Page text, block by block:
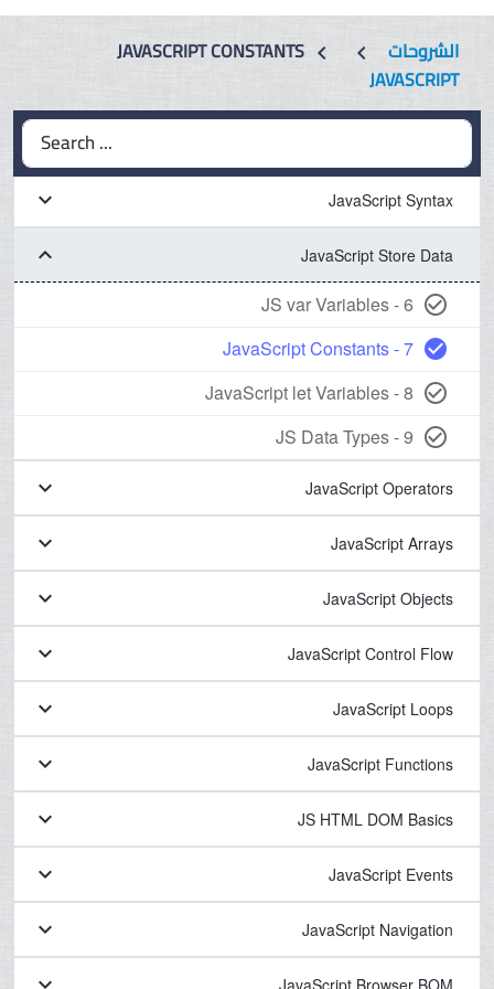
الشروحات chevron_left
JAVASCRIPT CONSTANTS chevron_left
JAVASCRIPT
Search ...
JavaScript Syntax
keyboard_arrow_down
JavaScript Store Data
keyboard_arrow_down
check_circle_outline
6 - JS var Variables
check_circle
7 - JavaScript Constants
check_circle_outline
8 - JavaScript let Variables
check_circle_outline
9 - JS Data Types
JavaScript Operators
keyboard_arrow_down
JavaScript Arrays
keyboard_arrow_down
JavaScript Objects
keyboard_arrow_down
JavaScript Control Flow
keyboard_arrow_down
JavaScript Loops
keyboard_arrow_down
JavaScript Functions
keyboard_arrow_down
JS HTML DOM Basics
keyboard_arrow_down
JavaScript Events
keyboard_arrow_down
JavaScript Navigation
keyboard_arrow_down
JavaScript Browser BOM